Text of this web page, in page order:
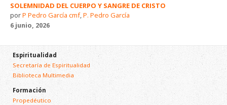
SOLEMNIDAD DEL CUERPO Y SANGRE DE CRISTO
porP Pedro García cmf,P. Pedro García
6 junio, 2026
Espiritualidad
Secretaría de Espiritualidad
Biblioteca Multimedia
Formación
Propedéutico